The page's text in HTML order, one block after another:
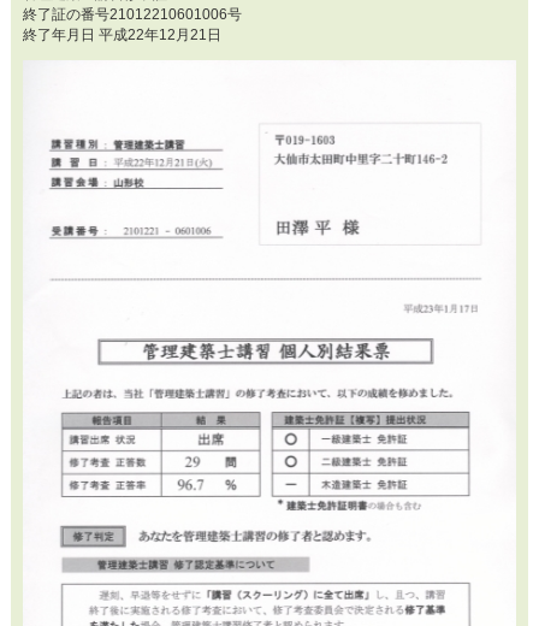
終了証の番号21012210601006号
終了年月日 平成22年12月21日